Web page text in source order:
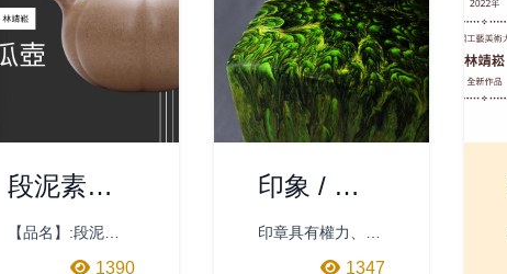
段泥素心
南瓜
【品名】:段泥素
心南瓜壺【泥
1390
印象 / 水
墨東方( 五
張組 )
印章具有權力、承
諾與認同的象徵，
1347